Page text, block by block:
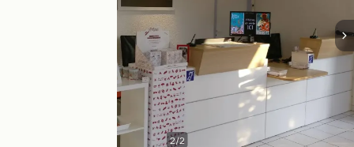
2/2